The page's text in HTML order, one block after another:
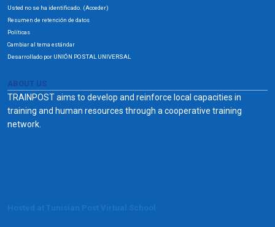
Usted no se ha identificado. (Acceder)
Resumen de retención de datos
Políticas
Cambiar al tema estándar
Desarrollado por UNIÓN POSTAL UNIVERSAL
ABOUT US
TRAINPOST aims to develop and reinforce local capacities in
training and human resources through a cooperative training
network.